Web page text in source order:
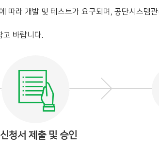
따라 개발 및 테스트가 요구되며, 공단시스템
고 바랍니다.
신청서 제출 및 승인